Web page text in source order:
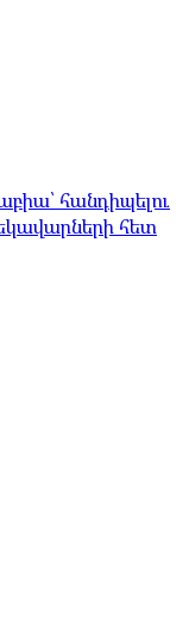
հանդիպելու
հետ